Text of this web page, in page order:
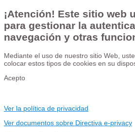
¡Atención! Este sitio web
para gestionar la
navegación y otras
Mediante el uso de nuestro sitio Web,
colocar estos tipos de cookies en su
Acepto
Ver la política de privacidad
Ver documentos sobre Directiva e-privacy